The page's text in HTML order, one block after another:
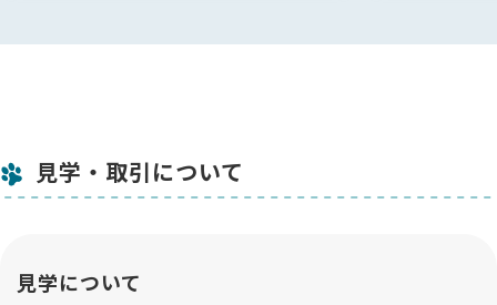
扱う」考え方がもっと広まってほしいと心から願っています🙏
おかげさまで、最高の家族と出会うことができました。ありが
見学・取引について
見学について